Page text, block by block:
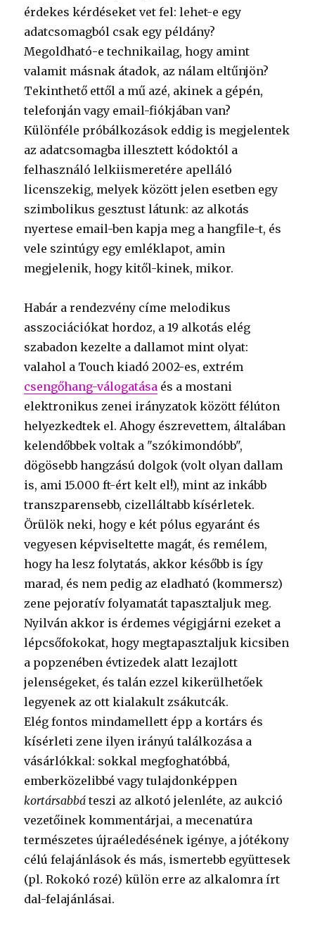
érdekes kérdéseket vet fel: lehet-e egy
adatcsomagból csak egy példány?
Megoldható-e technikailag, hogy amint
valamit másnak átadok, az nálam eltűnjön?
Tekinthető ettől a mű azé, akinek a gépén,
telefonján vagy email-fiókjában van?
Különféle próbálkozások eddig is megjelentek
az adatcsomagba illesztett kódoktól a
felhasználó lelkiismeretére apelláló
licenszekig, melyek között jelen esetben egy
szimbolikus gesztust látunk: az alkotás
nyertese email-ben kapja meg a hangfile-t, és
vele szintúgy egy emléklapot, amin
megjelenik, hogy kitől-kinek, mikor.
Habár a rendezvény címe melodikus
asszociációkat hordoz, a 19 alkotás elég
szabadon kezelte a dallamot mint olyat:
valahol a Touch kiadó 2002-es, extrém
csengőhang-válogatása és a mostani
elektronikus zenei irányzatok között félúton
helyezkedtek el. Ahogy észrevettem, általában
kelendőbbek voltak a "szókimondóbb",
dögösebb hangzású dolgok (volt olyan dallam
is, ami 15.000 ft-ért kelt el!), mint az inkább
transzparensebb, cizelláltabb kísérletek.
Örülök neki, hogy e két pólus egyaránt és
vegyesen képviseltette magát, és remélem,
hogy ha lesz folytatás, akkor később is így
marad, és nem pedig az eladható (kommersz)
zene pejoratív folyamatát tapasztaljuk meg.
Nyilván akkor is érdemes végigjárni ezeket a
lépcsőfokokat, hogy megtapasztaljuk kicsiben
a popzenében évtizedek alatt lezajlott
jelenségeket, és talán ezzel kikerülhetőek
legyenek az ott kialakult zsákutcák.
Elég fontos mindamellett épp a kortárs és
kísérleti zene ilyen irányú találkozása a
vásárlókkal: sokkal megfoghatóbbá,
emberközelibbé vagy tulajdonképpen
kortársabbá teszi az alkotó jelenléte, az aukció
vezetőinek kommentárjai, a mecenatúra
természetes újraéledésének igénye, a jótékony
célú felajánlások és más, ismertebb együttesek
(pl. Rokokó rozé) külön erre az alkalomra írt
dal-felajánlásai.